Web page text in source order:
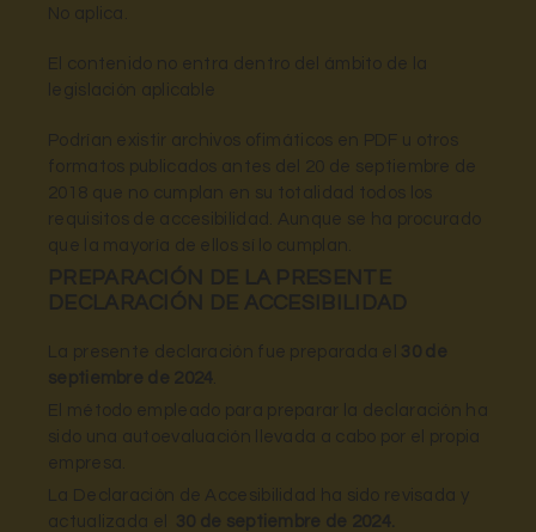
No aplica.
El contenido no entra dentro del ámbito de la
legislación aplicable
Podrían existir archivos ofimáticos en PDF u otros
formatos publicados antes del 20 de septiembre de
2018 que no cumplan en su totalidad todos los
requisitos de accesibilidad. Aunque se ha procurado
que la mayoría de ellos sí lo cumplan.
PREPARACIÓN DE LA PRESENTE
DECLARACIÓN DE ACCESIBILIDAD
La presente declaración fue preparada el 30 de
septiembre de 2024.
El método empleado para preparar la declaración ha
sido una autoevaluación llevada a cabo por el propia
empresa.
La Declaración de Accesibilidad ha sido revisada y
actualizada el 30 de septiembre de 2024.